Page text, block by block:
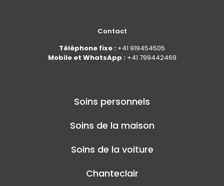
Contact
Téléphone fixe : +41 919454505
Mobile et WhatsApp : +41 799442469
Soins personnels
Soins de la maison
Soins de la voiture
Chanteclair